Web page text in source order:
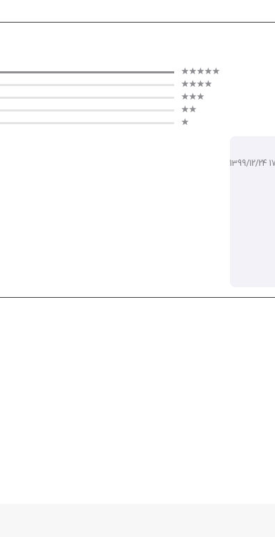
خود هستند، گزینه‌ای عالی است. این برنامه را از سیب ایرانی دانلود کنید.
1399/12/24